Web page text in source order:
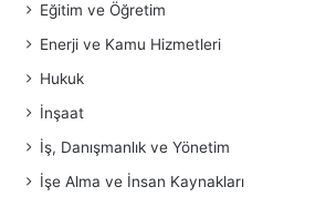
Eğitim ve Öğretim
Enerji ve Kamu Hizmetleri
Hukuk
İnşaat
İş, Danışmanlık ve Yönetim
İşe Alma ve İnsan Kaynakları